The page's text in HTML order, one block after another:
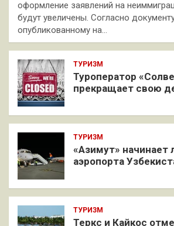
оформление заявлений на
будут увеличены. Согласно
опубликованному на…
ТУРИЗМ
Туроператор
прекращает свою
ТУРИЗМ
«Азимут» начинает
аэропорта
ТУРИЗМ
Теркс и Кайкос